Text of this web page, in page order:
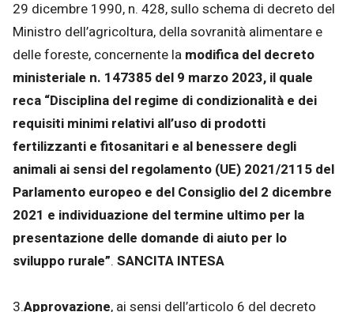
29 dicembre 1990, n. 428, sullo schema di decreto del
Ministro dell’agricoltura, della sovranità alimentare e
delle foreste, concernente la modifica del decreto
ministeriale n. 147385 del 9 marzo 2023, il quale
reca “Disciplina del regime di condizionalità e dei
requisiti minimi relativi all’uso di prodotti
fertilizzanti e fitosanitari e al benessere degli
animali ai sensi del regolamento (UE) 2021/2115 del
Parlamento europeo e del Consiglio del 2 dicembre
2021 e individuazione del termine ultimo per la
presentazione delle domande di aiuto per lo
sviluppo rurale”. SANCITA INTESA
3.Approvazione, ai sensi dell’articolo 6 del decreto